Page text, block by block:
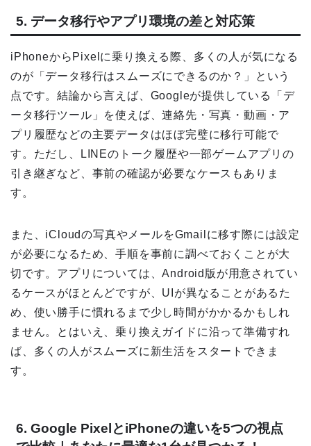
5. データ移行やアプリ環境の差と対応策
iPhoneからPixelに乗り換える際、多くの人が気になる
のが「データ移行はスムーズにできるのか？」という
点です。結論から言えば、Googleが提供している「デ
ータ移行ツール」を使えば、連絡先・写真・動画・ア
プリ履歴などの主要データはほぼ完璧に移行可能で
す。ただし、LINEのトーク履歴や一部ゲームアプリの
引き継ぎなど、事前の確認が必要なケースもありま
す。
また、iCloudの写真やメールをGmailに移す際には設定
が必要になるため、手順を事前に調べておくことが大
切です。アプリについては、Android版が用意されてい
るケースがほとんどですが、UIが異なることがあるた
め、使い勝手に慣れるまで少し時間がかかるかもしれ
ません。とはいえ、乗り換えガイドに沿って準備すれ
ば、多くの人がスムーズに新生活をスタートできま
す。
6. Google PixelとiPhoneの違いを5つの視点